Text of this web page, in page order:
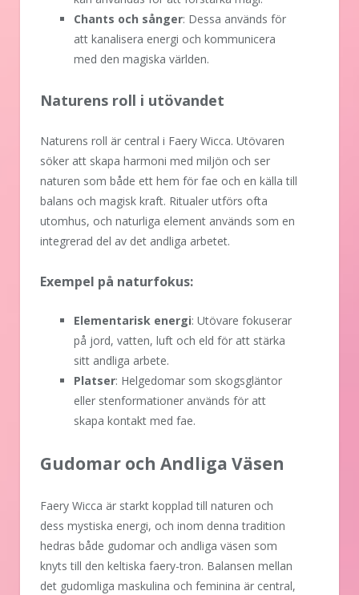
Chants och sånger: Dessa används för
att kanalisera energi och kommunicera
med den magiska världen.
Naturens roll i utövandet
Naturens roll är central i Faery Wicca. Utövaren
söker att skapa harmoni med miljön och ser
naturen som både ett hem för fae och en källa till
balans och magisk kraft. Ritualer utförs ofta
utomhus, och naturliga element används som en
integrerad del av det andliga arbetet.
Exempel på naturfokus:
Elementarisk energi: Utövare fokuserar
på jord, vatten, luft och eld för att stärka
sitt andliga arbete.
Platser: Helgedomar som skogsgläntor
eller stenformationer används för att
skapa kontakt med fae.
Gudomar och Andliga Väsen
Faery Wicca är starkt kopplad till naturen och
dess mystiska energi, och inom denna tradition
hedras både gudomar och andliga väsen som
knyts till den keltiska faery-tron. Balansen mellan
det gudomliga maskulina och feminina är central,